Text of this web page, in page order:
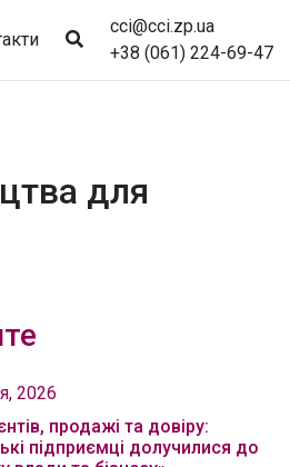
cci@cci.zp.ua
+38 (061) 224-69-47
для
2026
продажі та довіру:
підприємці долучилися до